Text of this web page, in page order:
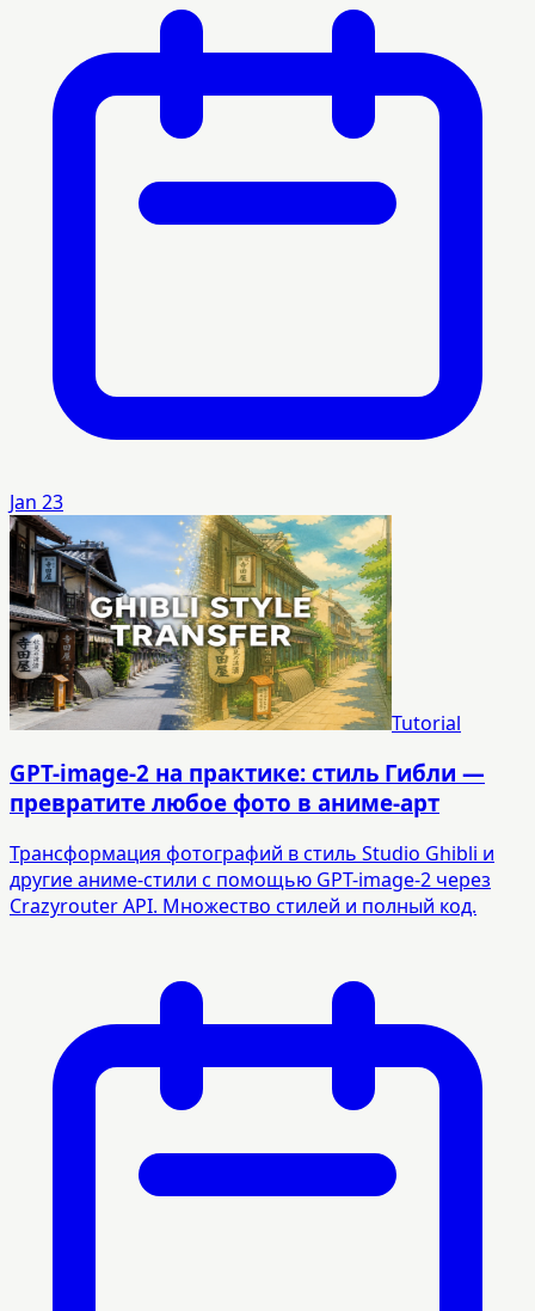
Jan 23
Tutorial
GPT-image-2 на практике: стиль Гибли —
превратите любое фото в аниме-арт
Трансформация фотографий в стиль Studio Ghibli и
другие аниме-стили с помощью GPT-image-2 через
Crazyrouter API. Множество стилей и полный код.